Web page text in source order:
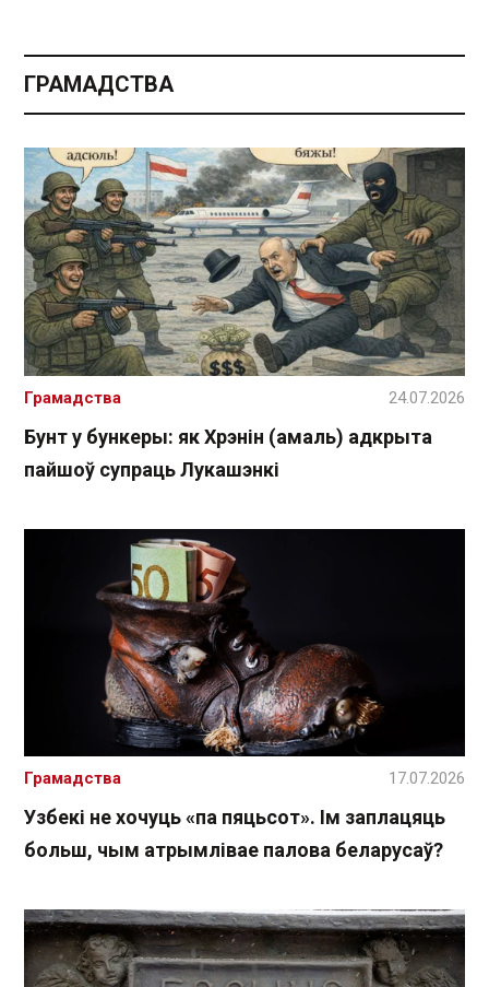
ГРАМАДСТВА
Бунт у бункеры: як Хрэнін (амаль) адкрыта
пайшоў супраць Лукашэнкі
Грамадства 24.07.2026
Узбекі не хочуць «па пяцьсот». Ім заплацяць
больш, чым атрымлівае палова беларусаў?
Грамадства 17.07.2026